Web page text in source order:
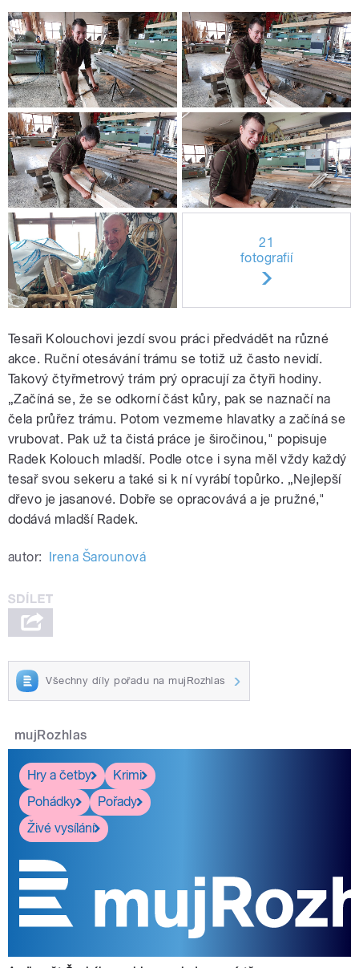
21
fotografií
Tesaři Kolouchovi jezdí svou práci předvádět na různé
akce. Ruční otesávání trámu se totiž už často nevidí.
Takový čtyřmetrový trám prý opracují za čtyři hodiny.
„Začíná se, že se odkorní část kůry, pak se naznačí na
čela průřez trámu. Potom vezmeme hlavatky a začíná se
vrubovat. Pak už ta čistá práce je širočinou," popisuje
Radek Kolouch mladší. Podle otce i syna měl vždy každý
tesař svou sekeru a také si k ní vyrábí topůrko. „Nejlepší
dřevo je jasanové. Dobře se opracovává a je pružné,"
dodává mladší Radek.
autor: Irena Šarounová
Všechny díly pořadu na mujRozhlas
mujRozhlas
Hry a četby
Krimi
Pohádky
Pořady
Živé vysílání